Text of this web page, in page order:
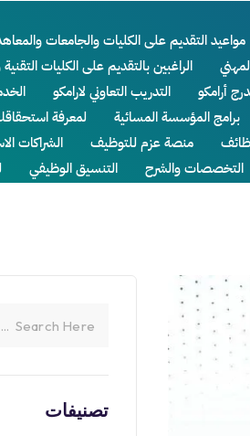
مواعيد التقديم على الكليات والجامعات
الراغبين بالتقديم على الكليات
أرامكو التدريب التعاوني لارامكو
برامج المؤسسة المسائية
لمعرفة
منصة عزم للتوظيف
الشراكات
التخصصات والشرح التنسيق الوظيفي
تصنيفات